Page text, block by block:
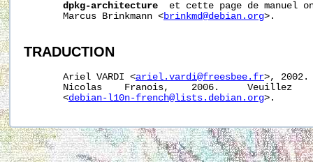
dpkg-architecture
et cette page de manuel
       Marcus Brinkmann <
brinkmd@debian.org>.
TRADUCTION
       Ariel VARDI <
ariel.vardi@freesbee.fr>,
Nicolas    Franois,    2006.     Veuillez
       <
debian-l10n-french@lists.debian.org